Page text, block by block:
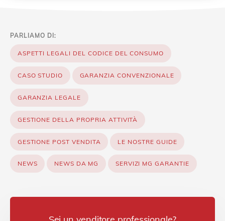
PARLIAMO DI:
ASPETTI LEGALI DEL CODICE DEL CONSUMO
CASO STUDIO GARANZIA CONVENZIONALE
GARANZIA LEGALE
GESTIONE DELLA PROPRIA ATTIVITÀ
GESTIONE POST VENDITA LE NOSTRE GUIDE
NEWS NEWS DA MG SERVIZI MG GARANTIE